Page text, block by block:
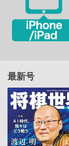
最新号